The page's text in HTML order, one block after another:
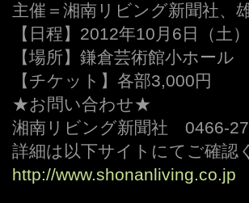
主催＝湘南リビング新聞社、
【日程】2012年10月6日（土
【場所】鎌倉芸術館小ホール
【チケット】各部3,000円
★お問い合わせ★
湘南リビング新聞社 0466-
詳細は以下サイトにてご確認
http://www.shonanliving.co.jp